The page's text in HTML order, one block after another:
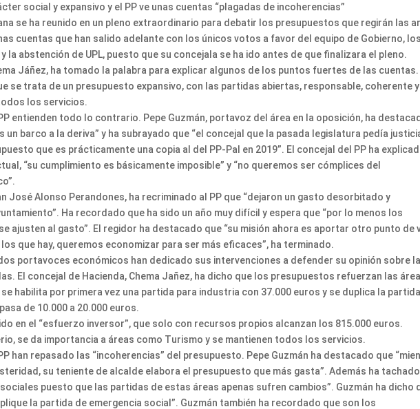
social y expansivo y el PP ve unas cuentas “plagadas de incoherencias”
se ha reunido en un pleno extraordinario para debatir los presupuestos que regirán las
cuentas que han salido adelante con los únicos votos a favor del equipo de Gobierno, los
la abstención de UPL, puesto que su concejala se ha ido antes de que finalizara el pleno.
Jáñez, ha tomado la palabra para explicar algunos de los puntos fuertes de las cuentas.
se trata de un presupuesto expansivo, con las partidas abiertas, responsable, coherente y
los servicios.
entienden todo lo contrario. Pepe Guzmán, portavoz del área en la oposición, ha
un barco a la deriva” y ha subrayado que “el concejal que la pasada legislatura pedía
que es prácticamente una copia al del PP-Pal en 2019”. El concejal del PP ha
“su cumplimiento es básicamente imposible” y “no queremos ser cómplices del
José Alonso Perandones, ha recriminado al PP que “dejaron un gasto desorbitado y
Ha recordado que ha sido un año muy difícil y espera que “por lo menos los
ajusten al gasto”. El regidor ha destacado que “su misión ahora es aportar otro punto de
que hay, queremos economizar para ser más eficaces”, ha terminado.
portavoces económicos han dedicado sus intervenciones a defender su opinión sobre
El concejal de Hacienda, Chema Jañez, ha dicho que los presupuestos refuerzan las
habilita por primera vez una partida para industria con 37.000 euros y se duplica la
de 10.000 a 20.000 euros.
en el “esfuerzo inversor”, que solo con recursos propios alcanzan los 815.000 euros.
se da importancia a áreas como Turismo y se mantienen todos los servicios.
han repasado las “incoherencias” del presupuesto. Pepe Guzmán ha destacado que
su teniente de alcalde elabora el presupuesto que más gasta”. Además ha
puesto que las partidas de estas áreas apenas sufren cambios”. Guzmán ha dicho
la partida de emergencia social”. Guzmán también ha recordado que son los